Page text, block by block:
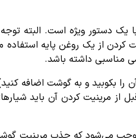
یک دستور ویژه است. البته
کردن از یک روغن پایه
مناسبی داشته باشد.
بکوبید و به گوشت اضافه
از مرینیت کردن آن باید